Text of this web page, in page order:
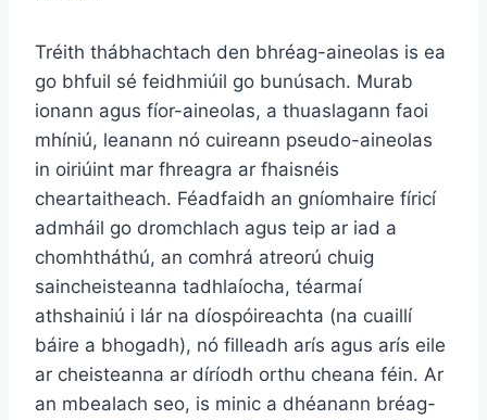
Tréith thábhachtach den bhréag-aineolas is ea
go bhfuil sé feidhmiúil go bunúsach. Murab
ionann agus fíor-aineolas, a thuaslagann faoi
mhíniú, leanann nó cuireann pseudo-aineolas
in oiriúint mar fhreagra ar fhaisnéis
cheartaitheach. Féadfaidh an gníomhaire fíricí
admháil go dromchlach agus teip ar iad a
chomhtháthú, an comhrá atreorú chuig
saincheisteanna tadhlaíocha, téarmaí
athshainiú i lár na díospóireachta (na cuaillí
báire a bhogadh), nó filleadh arís agus arís eile
ar cheisteanna ar díríodh orthu cheana féin. Ar
an mbealach seo, is minic a dhéanann bréag-